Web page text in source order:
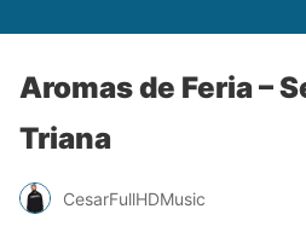
Aromas de Feria –
Triana
CesarFullHDMusic